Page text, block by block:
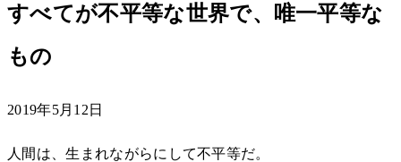
すべてが不平等な世界で、唯一平等な
もの
2019年5月12日
人間は、生まれながらにして不平等だ。